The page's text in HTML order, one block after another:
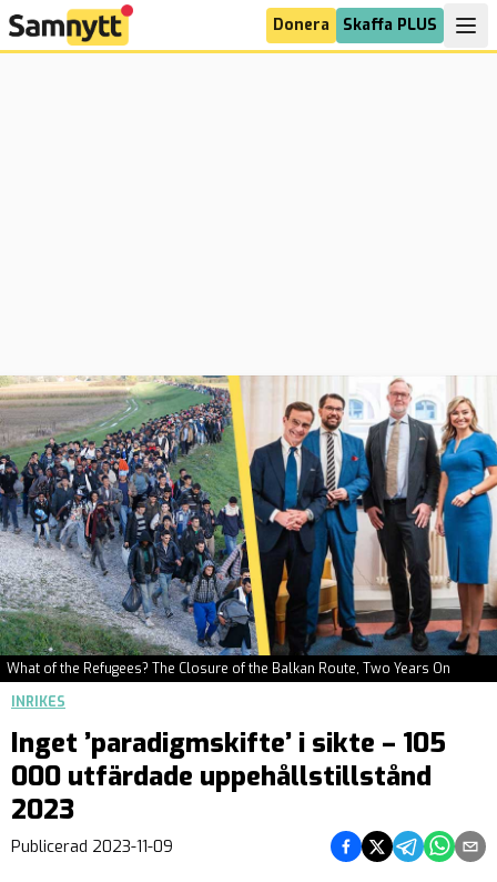
Donera Skaffa PLUS
What of the Refugees? The Closure of the Balkan Route, Two Years On
INRIKES
Inget ’paradigmskifte’ i sikte – 105
000 utfärdade uppehållstillstånd
2023
Publicerad 2023-11-09 Dela på Facebook
Dela på Twitter
Dela påDela på
Dela